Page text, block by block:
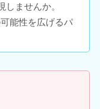
ませんか。
能性を広げるパ